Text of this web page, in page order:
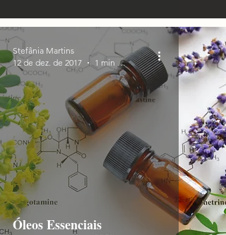
Óleos Essenciais
Stefânia Martins
12 de dez. de 2017
1 min de leitura